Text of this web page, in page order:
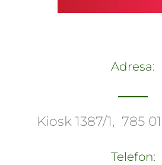
Adresa:
Kiosk 1387/1, 785
Telefon: